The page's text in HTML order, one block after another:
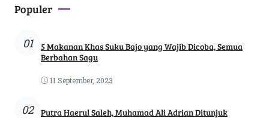
Populer
01
5 Makanan Khas Suku Bajo yang Wajib Dicoba, Semua
Berbahan Sagu
11 September, 2023
02
Putra Haerul Saleh, Muhamad Ali Adrian Ditunjuk